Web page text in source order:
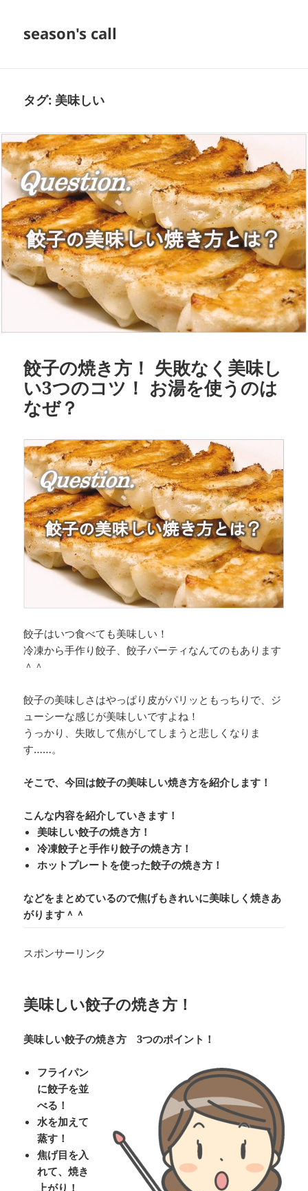
season's call
タグ: 美味しい
餃子の焼き方！ 失敗なく美味し
い3つのコツ！ お湯を使うのは
なぜ？
餃子はいつ食べても美味しい！
冷凍から手作り餃子、餃子パーティなんてのもあります
＾＾
餃子の美味しさはやっぱり皮がパリッともっちりで、ジ
ューシーな感じが美味しいですよね！
うっかり、失敗して焦がしてしまうと悲しくなりま
す……。
そこで、今回は餃子の美味しい焼き方を紹介します！
こんな内容を紹介していきます！
美味しい餃子の焼き方！
冷凍餃子と手作り餃子の焼き方！
ホットプレートを使った餃子の焼き方！
などをまとめているので焦げもきれいに美味しく焼きあ
がります＾＾
スポンサーリンク
美味しい餃子の焼き方！
美味しい餃子の焼き方 3つのポイント！
フライパン
に餃子を並
べる！
水を加えて
蒸す！
焦げ目を入
れて、焼き
上がり！